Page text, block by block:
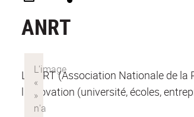
ANRT
L'ANRT (Association Nationale de
l'innovation (université, écoles,